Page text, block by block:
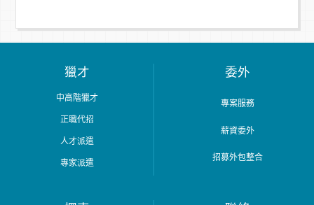
獵才
中高階獵才
正職代招
人才派遣
專家派遣
委外
專案服務
薪資委外
招募外包整合